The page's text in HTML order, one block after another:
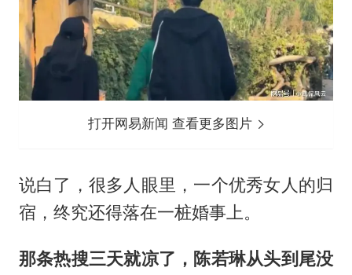
打开网易新闻 查看更多图片
说白了，很多人眼里，一个优秀女人的归
宿，终究还得落在一桩婚事上。
那条热搜三天就凉了，陈若琳从头到尾没